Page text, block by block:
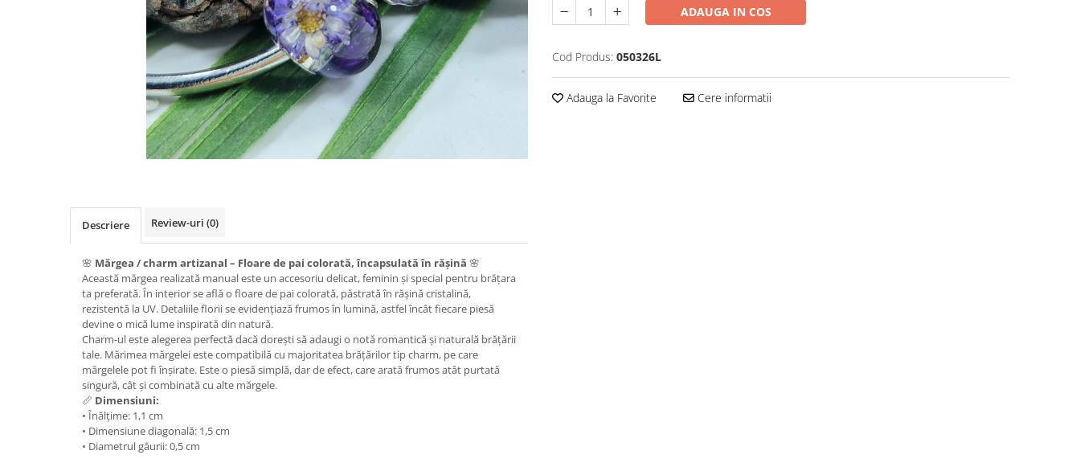
Colier / Pandantiv
Colier / Pandantiv
Brățară de gleznă
Bijuterii aliaj metalic
ADAUGA IN COS
Cod Produs: 050326L
Adauga la Favorite Cere informatii
Descriere Review-uri (0)
🌸 Mărgea / charm artizanal – Floare de pai colorată, încapsulată în rășină 🌸
Această mărgea realizată manual este un accesoriu delicat, feminin și special pentru brățara
ta preferată. În interior se află o floare de pai colorată, păstrată în rășină cristalină,
rezistentă la UV. Detaliile florii se evidențiază frumos în lumină, astfel încât fiecare piesă
devine o mică lume inspirată din natură.
Charm-ul este alegerea perfectă dacă dorești să adaugi o notă romantică și naturală brățării
tale. Mărimea mărgelei este compatibilă cu majoritatea brățărilor tip charm, pe care
mărgelele pot fi înșirate. Este o piesă simplă, dar de efect, care arată frumos atât purtată
singură, cât și combinată cu alte mărgele.
📏 Dimensiuni:
• Înălțime: 1,1 cm
• Dimensiune diagonală: 1,5 cm
• Diametrul găurii: 0,5 cm